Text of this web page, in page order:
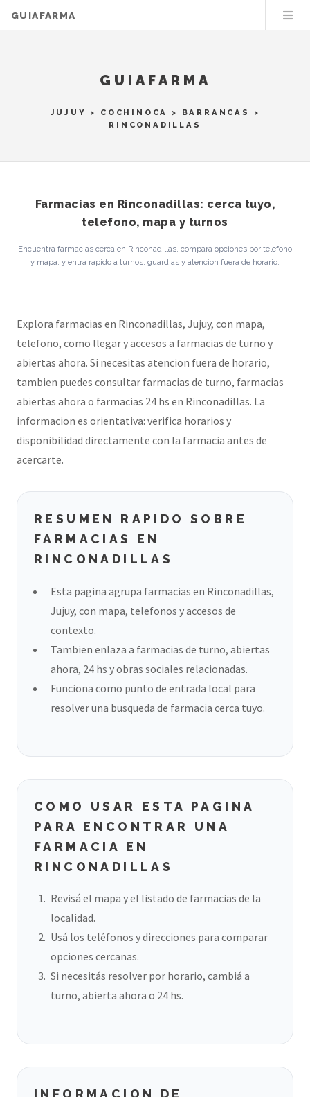
GUIAFARMA
GUIAFARMA
JUJUY > COCHINOCA > BARRANCAS
>
RINCONADILLAS
Farmacias en Rinconadillas: cerca tuyo,
telefono, mapa y turnos
Encuentra farmacias cerca en Rinconadillas, compara opciones por telefono
y mapa, y entra rapido a turnos, guardias y atencion fuera de horario.
Explora farmacias en Rinconadillas, Jujuy, con mapa,
telefono, como llegar y accesos a farmacias de turno y
abiertas ahora. Si necesitas atencion fuera de horario,
tambien puedes consultar farmacias de turno, farmacias
abiertas ahora o farmacias 24 hs en Rinconadillas. La
informacion es orientativa: verifica horarios y
disponibilidad directamente con la farmacia antes de
acercarte.
RESUMEN RAPIDO SOBRE
FARMACIAS EN
RINCONADILLAS
Esta pagina agrupa farmacias en Rinconadillas,
Jujuy, con mapa, telefonos y accesos de
contexto.
Tambien enlaza a farmacias de turno, abiertas
ahora, 24 hs y obras sociales relacionadas.
Funciona como punto de entrada local para
resolver una busqueda de farmacia cerca tuyo.
COMO USAR ESTA PAGINA
PARA ENCONTRAR UNA
FARMACIA EN
RINCONADILLAS
Revisá el mapa y el listado de farmacias de la
localidad.
Usá los teléfonos y direcciones para comparar
opciones cercanas.
Si necesitás resolver por horario, cambiá a
turno, abierta ahora o 24 hs.
INFORMACION DE